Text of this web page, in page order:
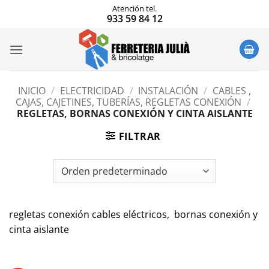
Atención tel.
933 59 84 12
INICIO / ELECTRICIDAD / INSTALACIÓN / CABLES ,
CAJAS, CAJETINES, TUBERÍAS, REGLETAS CONEXIÓN /
REGLETAS, BORNAS CONEXIÓN Y CINTA AISLANTE
FILTRAR
regletas conexión cables eléctricos, bornas conexión y
cinta aislante